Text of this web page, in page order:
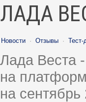
ЛАДА
Новости · Отзывы · Тест-
Лада Веста
на
на